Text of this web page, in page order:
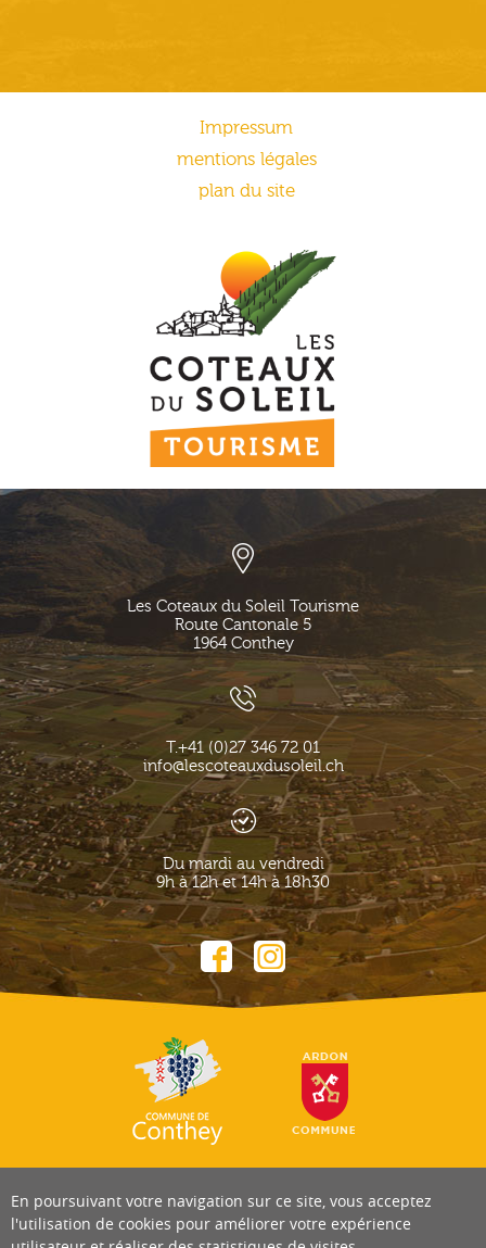
Impressum
mentions légales
plan du site
Les Coteaux du Soleil Tourisme
Route Cantonale 5
1964 Conthey
T.+41 (0)27 346 72 01
info@lescoteauxdusoleil.ch
Du mardi au vendredi
9h à 12h et 14h à 18h30
En poursuivant votre navigation sur ce site, vous acceptez
l'utilisation de cookies pour améliorer votre expérience